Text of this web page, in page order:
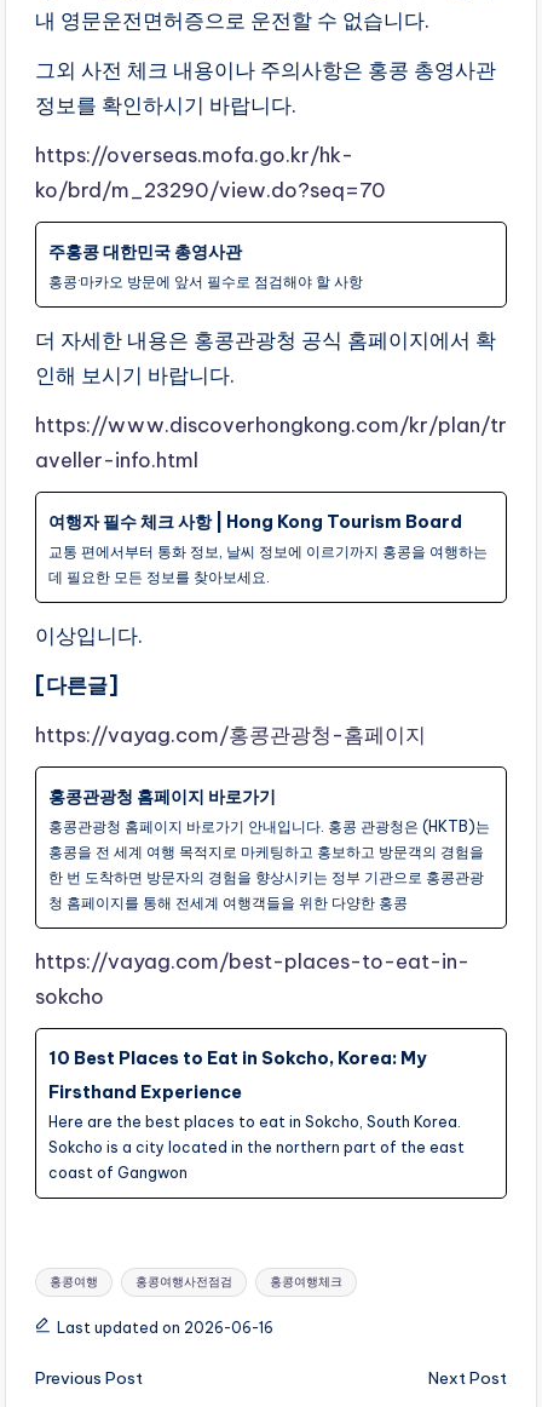
내 영문운전면허증으로 운전할 수 없습니다.
그외 사전 체크 내용이나 주의사항은 홍콩 총영사관
정보를 확인하시기 바랍니다.
https://overseas.mofa.go.kr/hk-
ko/brd/m_23290/view.do?seq=70
주홍콩 대한민국 총영사관
홍콩·마카오 방문에 앞서 필수로 점검해야 할 사항
더 자세한 내용은 홍콩관광청 공식 홈페이지에서 확
인해 보시기 바랍니다.
https://www.discoverhongkong.com/kr/plan/tr
aveller-info.html
여행자 필수 체크 사항 | Hong Kong Tourism Board
교통 편에서부터 통화 정보, 날씨 정보에 이르기까지 홍콩을 여행하는
데 필요한 모든 정보를 찾아보세요.
이상입니다.
[다른글]
https://vayag.com/홍콩관광청-홈페이지
홍콩관광청 홈페이지 바로가기
홍콩관광청 홈페이지 바로가기 안내입니다. 홍콩 관광청은 (HKTB)는
홍콩을 전 세계 여행 목적지로 마케팅하고 홍보하고 방문객의 경험을
한 번 도착하면 방문자의 경험을 향상시키는 정부 기관으로 홍콩관광
청 홈페이지를 통해 전세계 여행객들을 위한 다양한 홍콩
https://vayag.com/best-places-to-eat-in-
sokcho
10 Best Places to Eat in Sokcho, Korea: My
Firsthand Experience
Here are the best places to eat in Sokcho, South Korea.
Sokcho is a city located in the northern part of the east
coast of Gangwon
Tags:
홍콩여행 홍콩여행사전점검 홍콩여행체크
Last updated on 2026-06-16
Post
Previous Post
Next Post